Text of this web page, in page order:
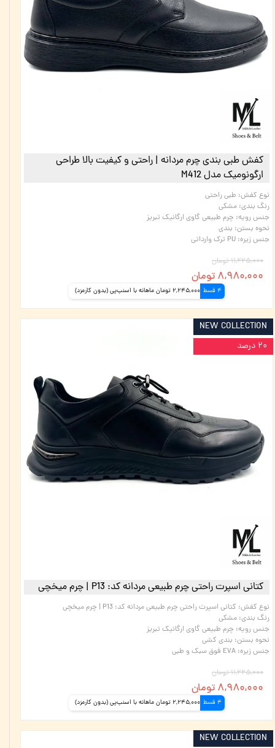
کفش طبی بندی چرم مردانه | راحتی و کیفیت بالا طراحی
ارگونومیک مدل M412
نوع کفش: طبی راحتی
رنگ بندی: مشکی
جنس رویه: چرم طبیعی گاوی ارگانیک تبریز
نحوه بستن: بندی
جنس زیره: PU ترک وارداتی
۱۱,۲۲۵,۰۰۰ تومان
۸,۹۸۰,۰۰۰ تومان
4 قسط 2,245,000 تومان ماهانه با اسنپ‌پی (بدون کارمزد)
کتانی اسپرت راحتی چرم طبیعی مردانه کد: P13 | چرم میخچی
نوع کفش: کتانی اسپرت راحتی چرم طبیعی مردانه کد: P13 | چرم میخچی
رنگ بندی: مشکی
جنس رویه: چرم طبیعی گاوی ارگانیک تبریز
نحوه بستن: بندی کشی
جنس زیره: EVA فوق سبک و طبی
۱۱,۲۲۵,۰۰۰ تومان
۸,۹۸۰,۰۰۰ تومان
4 قسط 2,245,000 تومان ماهانه با اسنپ‌پی (بدون کارمزد)
NEW COLLECTION
۲۰ درصد
NEW COLLECTION